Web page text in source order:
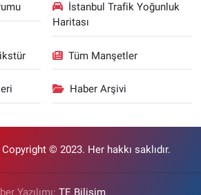
İstanbul Trafik Yoğunluk
Haritası
Tüm Manşetler
Haber Arşivi
Copyright © 2023. Her hakkı saklıdır.
Yazılımı: TE Bilişim